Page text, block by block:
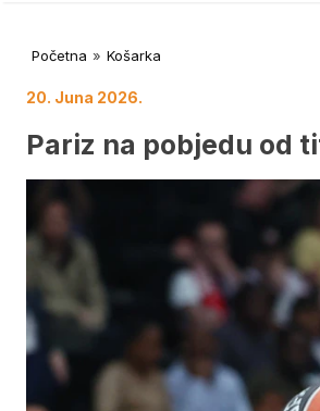
Početna » Košarka
20. Juna 2026.
Pariz na pobjedu od